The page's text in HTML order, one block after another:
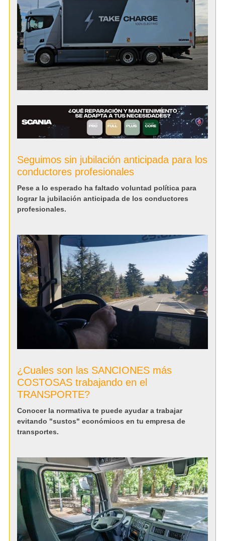
Seguimos sin jubilación anticipada para los
conductores profesionales
Pese a lo esperado ha faltado voluntad política para
lograr la jubilación anticipada de los conductores
profesionales.
¿Cuales son las SANCIONES más
COSTOSAS trabajando en el
TRANSPORTE?
Conocer la normativa te puede ayudar a trabajar
evitando "sustos" económicos en tu empresa de
transportes.